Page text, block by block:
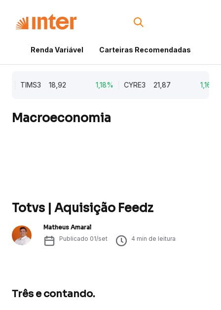
Renda Variável Carteiras Recomendadas
TIMS3 18,92 1,18% CYRE3 21,87 1,16%
Macroeconomia
Totvs | Aquisição Feedz
Matheus Amaral
Publicado 01/set 4 min de leitura
Três e contando.